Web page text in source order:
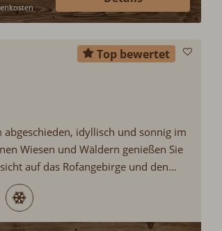
Top bewertet
abgeschieden, idyllisch und sonnig im
Wiesen und Wäldern genießen Sie
auf das Rofangebirge und den
Alltag entfliehen Sie in eine